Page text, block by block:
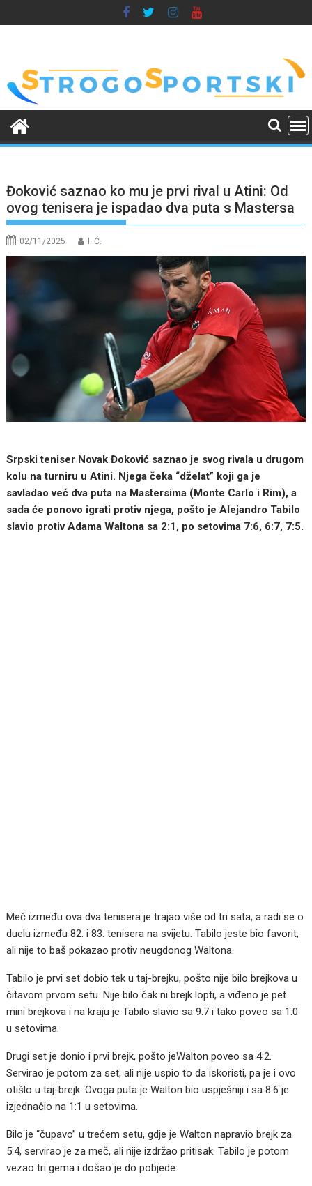
to
Đoković saznao ko mu je prvi rival u Atini: Od
ovog tenisera je ispadao dva puta s Mastersa
02/11/2025 I. Ć.
Srpski teniser Novak Đoković saznao je svog rivala u drugom
kolu na turniru u Atini. Njega čeka “dželat” koji ga je
savladao već dva puta na Mastersima (Monte Carlo i Rim), a
sada će ponovo igrati protiv njega, pošto je Alejandro Tabilo
slavio protiv Adama Waltona sa 2:1, po setovima 7:6, 6:7, 7:5.
Meč između ova dva tenisera je trajao više od tri sata, a radi se o
duelu između 82. i 83. tenisera na svijetu. Tabilo jeste bio favorit,
ali nije to baš pokazao protiv neugdonog Waltona.
Tabilo je prvi set dobio tek u taj-brejku, pošto nije bilo brejkova u
čitavom prvom setu. Nije bilo čak ni brejk lopti, a viđeno je pet
mini brejkova i na kraju je Tabilo slavio sa 9:7 i tako poveo sa 1:0
u setovima.
Drugi set je donio i prvi brejk, pošto jeWalton poveo sa 4:2.
Servirao je potom za set, ali nije uspio to da iskoristi, pa je i ovo
otišlo u taj-brejk. Ovoga puta je Walton bio uspješniji i sa 8:6 je
izjednačio na 1:1 u setovima.
Bilo je “čupavo” u trećem setu, gdje je Walton napravio brejk za
5:4, servirao je za meč, ali nije izdržao pritisak. Tabilo je potom
vezao tri gema i došao je do pobjede.